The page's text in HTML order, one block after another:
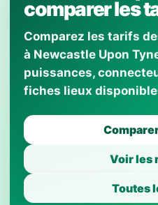
comparer les
Comparez les tarifs
à Newcastle Upon
puissances,
fiches lieux
Voir les
Toutes